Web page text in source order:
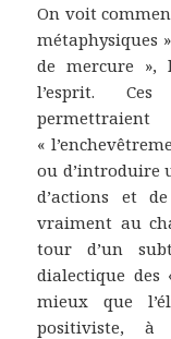
On voit
métaphysiques
de mercure »,
l’esprit.
«
ou d’introduire
d’actions et
vraiment au
tour d’un
dialectique des
mieux que
positiviste,